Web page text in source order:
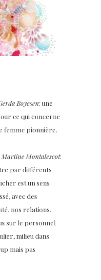
Boyesen: une
ce qui concerne
femme pionnière.
Martine Montalescot:
par différents
est un sens
avec des
nos relations,
sur le personnel
milieu dans
mais pas